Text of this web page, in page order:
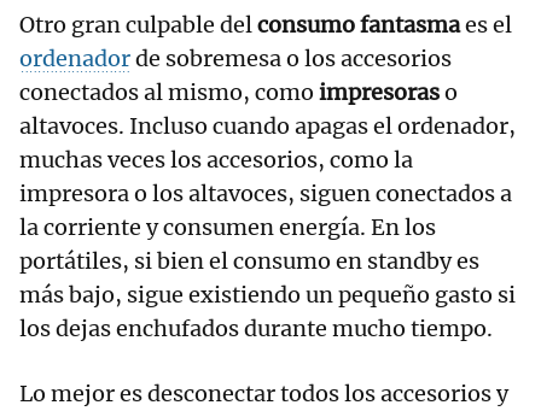
Otro gran culpable delconsumo fantasmaes el
ordenadorde sobremesa o los accesorios
conectados al mismo, como impresoraso
altavoces. Incluso cuando apagas el ordenador,
muchas veces los accesorios, como la
impresora o los altavoces, siguen conectados a
la corriente y consumen energía. En los
portátiles, si bien el consumo en standby es
más bajo, sigue existiendo un pequeño gasto si
los dejas enchufados durante mucho tiempo.
Lo mejor es desconectar todos los accesorios y